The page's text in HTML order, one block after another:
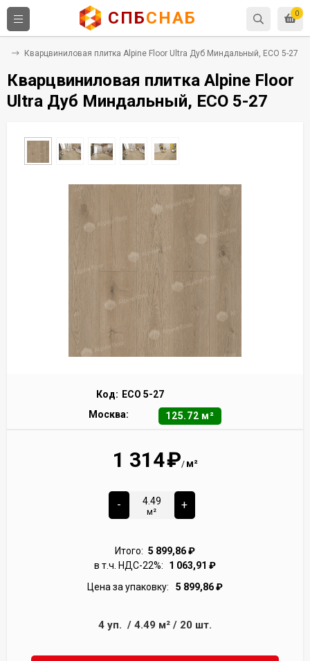
0
СПБСНАБ
Кварцвиниловая плитка Alpine Floor Ultra Дуб Миндальный, ЕСО 5-27
Кварцвиниловая плитка Alpine Floor
Ultra Дуб Миндальный, ЕСО 5-27
Код: ECO 5-27
Москва:
125.72 м²
1 314₽/ м²
-
м²
+
Итого: 5 899,86₽
в т.ч. НДС-22%:
1 063,91 ₽
Цена за упаковку:
5 899,86₽
4 уп. / 4.49 м² / 20 шт.